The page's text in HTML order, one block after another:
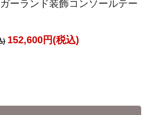
ーランド装飾コンソールテー
) 152,600円(税込)